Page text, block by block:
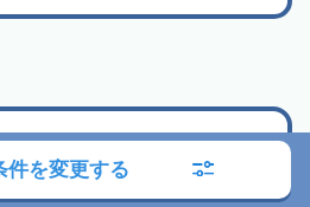
料でしょうか？
検索・司法書士検索、どの
件を変更する